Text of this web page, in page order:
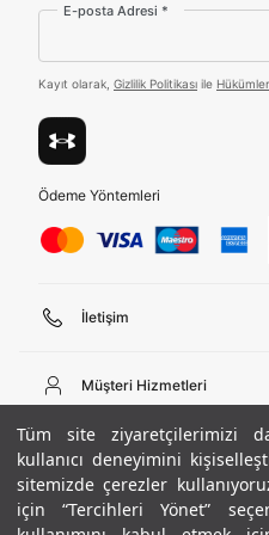
Tüm site ziyaretçilerimizi
kullanıcı deneyimini
sitemizde çerezler
için “Tercihleri Yönet”
E-posta Adresi *
Kayıt olarak, Gizlilik Politikası ile
Ödeme Yöntemleri
İletişim
444 02 00
Pazartesi - Cuma 09:00 -
E-posta
bilgi@underarmour.com
Müşteri Hizmetleri
Sipariş Sorgulama
Bize Ulaşın
Teslimat Bilgileri
İşlem Rehberi
Hakkımızda
Ticari Bilgiler
Hükümler ve Koşullar
UA Sosyal Medya